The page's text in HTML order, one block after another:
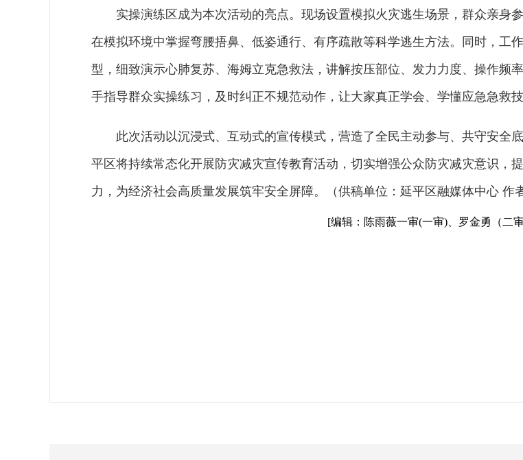
实操演练区成为本次活动的亮点。现场设置模拟火灾逃生场景，群众亲身
在模拟环境中掌握弯腰捂鼻、低姿通行、有序疏散等科学逃生方法。同时，工
型，细致演示心肺复苏、海姆立克急救法，讲解按压部位、发力力度、操作频
手指导群众实操练习，及时纠正不规范动作，让大家真正学会、学懂应急急救技
此次活动以沉浸式、互动式的宣传模式，营造了全民主动参与、共守安全
平区将持续常态化开展防灾减灾宣传教育活动，切实增强公众防灾减灾意识，
力，为经济社会高质量发展筑牢安全屏障。（供稿单位：延平区融媒体中心 作
[编辑：陈雨薇一审(一审)、罗金勇（二